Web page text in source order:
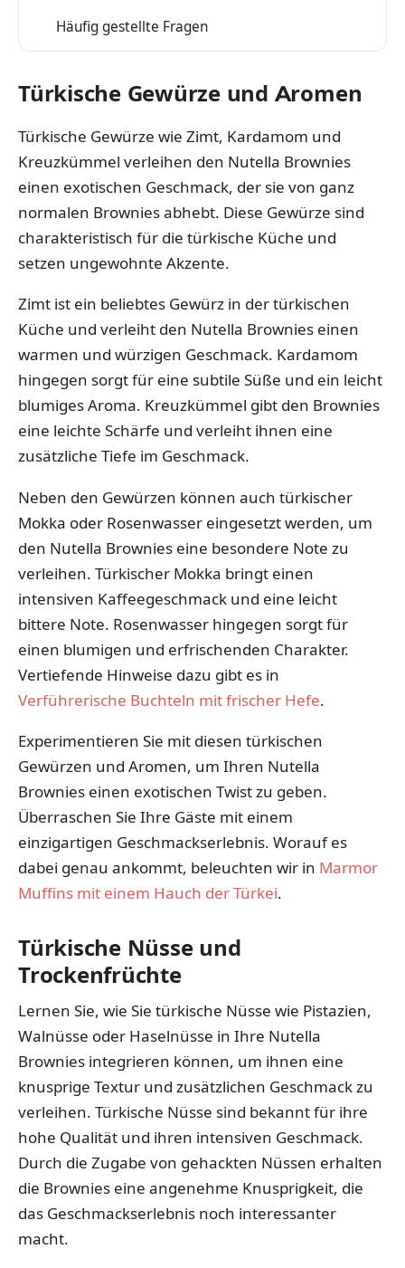
Häufig gestellte Fragen
Türkische Gewürze und Aromen
Türkische Gewürze wie Zimt, Kardamom und
Kreuzkümmel verleihen den Nutella Brownies
einen exotischen Geschmack, der sie von ganz
normalen Brownies abhebt. Diese Gewürze sind
charakteristisch für die türkische Küche und
setzen ungewohnte Akzente.
Zimt ist ein beliebtes Gewürz in der türkischen
Küche und verleiht den Nutella Brownies einen
warmen und würzigen Geschmack. Kardamom
hingegen sorgt für eine subtile Süße und ein leicht
blumiges Aroma. Kreuzkümmel gibt den Brownies
eine leichte Schärfe und verleiht ihnen eine
zusätzliche Tiefe im Geschmack.
Neben den Gewürzen können auch türkischer
Mokka oder Rosenwasser eingesetzt werden, um
den Nutella Brownies eine besondere Note zu
verleihen. Türkischer Mokka bringt einen
intensiven Kaffeegeschmack und eine leicht
bittere Note. Rosenwasser hingegen sorgt für
einen blumigen und erfrischenden Charakter.
Vertiefende Hinweise dazu gibt es in
Verführerische Buchteln mit frischer Hefe.
Experimentieren Sie mit diesen türkischen
Gewürzen und Aromen, um Ihren Nutella
Brownies einen exotischen Twist zu geben.
Überraschen Sie Ihre Gäste mit einem
einzigartigen Geschmackserlebnis. Worauf es
dabei genau ankommt, beleuchten wir in Marmor
Muffins mit einem Hauch der Türkei.
Türkische Nüsse und
Trockenfrüchte
Lernen Sie, wie Sie türkische Nüsse wie Pistazien,
Walnüsse oder Haselnüsse in Ihre Nutella
Brownies integrieren können, um ihnen eine
knusprige Textur und zusätzlichen Geschmack zu
verleihen. Türkische Nüsse sind bekannt für ihre
hohe Qualität und ihren intensiven Geschmack.
Durch die Zugabe von gehackten Nüssen erhalten
die Brownies eine angenehme Knusprigkeit, die
das Geschmackserlebnis noch interessanter
macht.